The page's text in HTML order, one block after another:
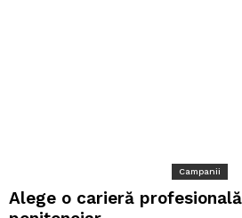
Campanii
Alege o carieră